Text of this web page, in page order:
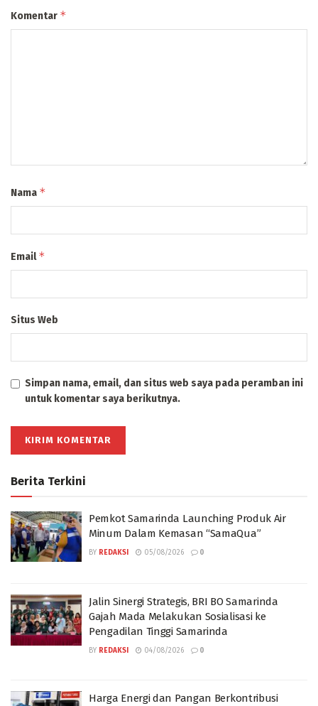
Komentar *
Nama *
Email*
Situs Web
Simpan nama, email, dan situs web saya pada peramban ini
untuk komentar saya berikutnya.
Berita Terkini
Pemkot Samarinda Launching Produk Air
Minum Dalam Kemasan “SamaQua”
BY REDAKSI 05/08/2026 0
Jalin Sinergi Strategis, BRI BO Samarinda
Gajah Mada Melakukan Sosialisasi ke
Pengadilan Tinggi Samarinda
BY REDAKSI 04/08/2026 0
Harga Energi dan Pangan Berkontribusi